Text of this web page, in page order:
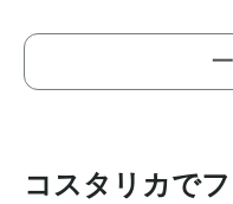
コスタリカで